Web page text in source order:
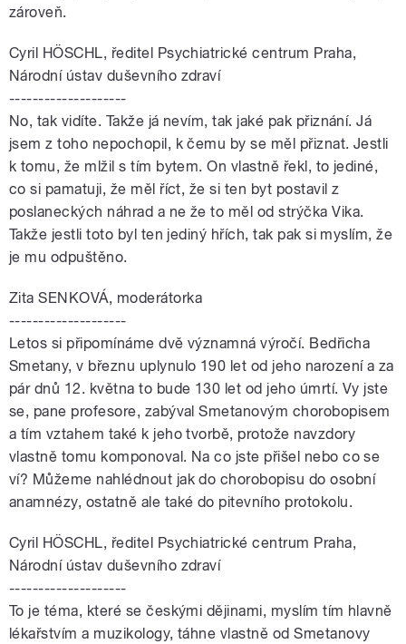
zároveň.
Cyril HÖSCHL, ředitel Psychiatrické centrum Praha,
Národní ústav duševního zdraví
--------------------
No, tak vidíte. Takže já nevím, tak jaké pak přiznání. Já
jsem z toho nepochopil, k čemu by se měl přiznat. Jestli
k tomu, že mlžil s tím bytem. On vlastně řekl, to jediné,
co si pamatuji, že měl říct, že si ten byt postavil z
poslaneckých náhrad a ne že to měl od strýčka Vika.
Takže jestli toto byl ten jediný hřích, tak pak si myslím, že
je mu odpuštěno.
Zita SENKOVÁ, moderátorka
--------------------
Letos si připomínáme dvě významná výročí. Bedřicha
Smetany, v březnu uplynulo 190 let od jeho narození a za
pár dnů 12. května to bude 130 let od jeho úmrtí. Vy jste
se, pane profesore, zabýval Smetanovým chorobopisem
a tím vztahem také k jeho tvorbě, protože navzdory
vlastně tomu komponoval. Na co jste přišel nebo co se
ví? Můžeme nahlédnout jak do chorobopisu do osobní
anamnézy, ostatně ale také do pitevního protokolu.
Cyril HÖSCHL, ředitel Psychiatrické centrum Praha,
Národní ústav duševního zdraví
--------------------
To je téma, které se českými dějinami, myslím tím hlavně
lékařstvím a muzikology, táhne vlastně od Smetanovy